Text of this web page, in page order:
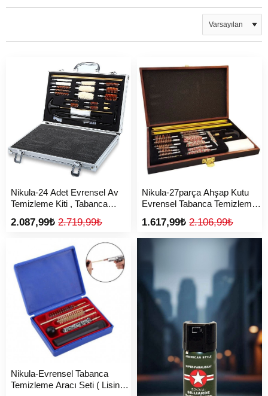
Nikula-24 Adet Evrensel Av
Temizleme Kiti , Tabanca
2.087,99₺ 2.719,99₺
Nikula-27parça Ahşap Kutu
Evrensel Tabanca Temizleme
1.617,99₺ 2.106,99₺
Nikula-Evrensel Tabanca
Temizleme Aracı Seti ( Lisinya